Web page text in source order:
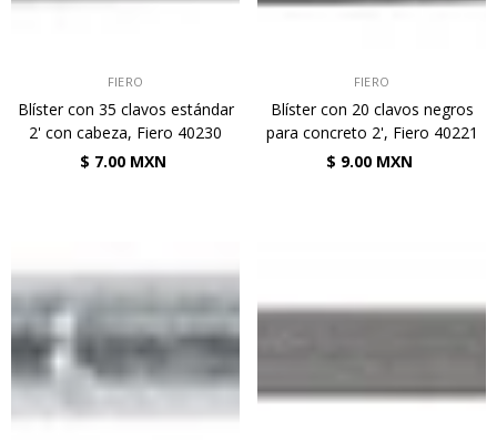
FIERO
Blíster con 35 clavos estándar
2' con cabeza, Fiero 40230
$ 7.00 MXN
FIERO
Blíster con 20 clavos negros
para concreto 2', Fiero 40221
$ 9.00 MXN